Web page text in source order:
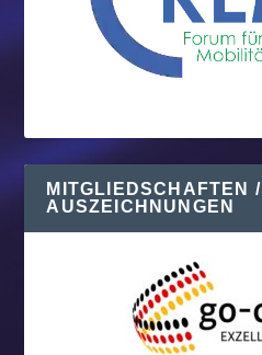
MITGLIEDSCHAFTEN /
AUSZEICHNUNGEN